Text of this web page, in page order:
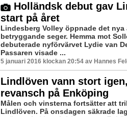
Holländsk debut gav
start på året
Lindesberg Volley öppnade det nya
betryggande seger. Hemma mot
debuterade nyförvärvet Lydie van
Passaren visade ...
5 januari 2016 klockan 20:54 av Hannes
Lindlöven vann stort
revansch på Enköping
Målen och vinsterna fortsätter att
Lindlöven. På onsdagen säkrade